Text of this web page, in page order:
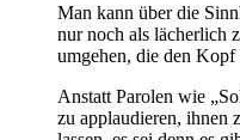
Man kann über die
nur noch als lächerlich
umgehen, die den
Anstatt Parolen wie
zu applaudieren, ihnen